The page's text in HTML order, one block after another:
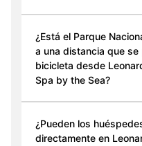
¿Está el Parque
a una distancia que
bicicleta desde
Spa by the Sea?
¿Pueden los
directamente en